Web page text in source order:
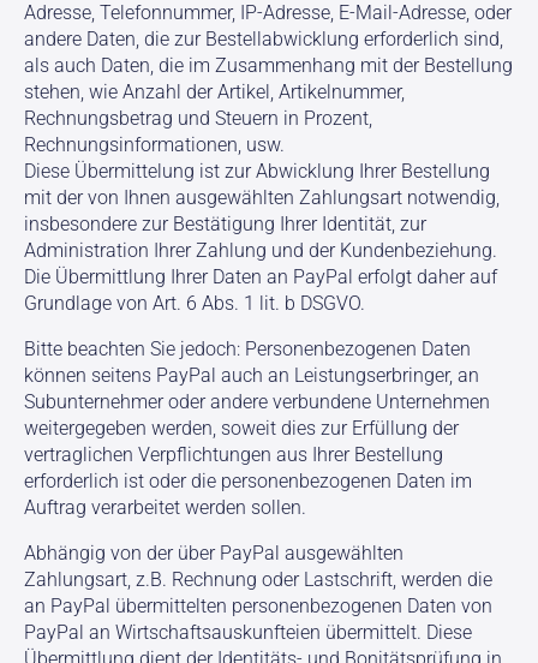
Adresse, Telefonnummer, IP-Adresse, E-Mail-Adresse, oder
andere Daten, die zur Bestellabwicklung erforderlich sind,
als auch Daten, die im Zusammenhang mit der Bestellung
stehen, wie Anzahl der Artikel, Artikelnummer,
Rechnungsbetrag und Steuern in Prozent,
Rechnungsinformationen, usw.
Diese Übermittelung ist zur Abwicklung Ihrer Bestellung
mit der von Ihnen ausgewählten Zahlungsart notwendig,
insbesondere zur Bestätigung Ihrer Identität, zur
Administration Ihrer Zahlung und der Kundenbeziehung.
Die Übermittlung Ihrer Daten an PayPal erfolgt daher auf
Grundlage von Art. 6 Abs. 1 lit. b DSGVO.
Bitte beachten Sie jedoch: Personenbezogenen Daten
können seitens PayPal auch an Leistungserbringer, an
Subunternehmer oder andere verbundene Unternehmen
weitergegeben werden, soweit dies zur Erfüllung der
vertraglichen Verpflichtungen aus Ihrer Bestellung
erforderlich ist oder die personenbezogenen Daten im
Auftrag verarbeitet werden sollen.
Abhängig von der über PayPal ausgewählten
Zahlungsart, z.B. Rechnung oder Lastschrift, werden die
an PayPal übermittelten personenbezogenen Daten von
PayPal an Wirtschaftsauskunfteien übermittelt. Diese